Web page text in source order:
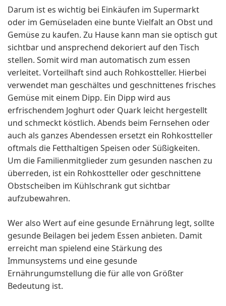
Darum ist es wichtig bei Einkäufen im Supermarkt
oder im Gemüseladen eine bunte Vielfalt an Obst und
Gemüse zu kaufen. Zu Hause kann man sie optisch gut
sichtbar und ansprechend dekoriert auf den Tisch
stellen. Somit wird man automatisch zum essen
verleitet. Vorteilhaft sind auch Rohkostteller. Hierbei
verwendet man geschältes und geschnittenes frisches
Gemüse mit einem Dipp. Ein Dipp wird aus
erfrischendem Joghurt oder Quark leicht hergestellt
und schmeckt köstlich. Abends beim Fernsehen oder
auch als ganzes Abendessen ersetzt ein Rohkostteller
oftmals die Fetthaltigen Speisen oder Süßigkeiten.
Um die Familienmitglieder zum gesunden naschen zu
überreden, ist ein Rohkostteller oder geschnittene
Obstscheiben im Kühlschrank gut sichtbar
aufzubewahren.
Wer also Wert auf eine gesunde Ernährung legt, sollte
gesunde Beilagen bei jedem Essen anbieten. Damit
erreicht man spielend eine Stärkung des
Immunsystems und eine gesunde
Ernährungumstellung die für alle von Größter
Bedeutung ist.